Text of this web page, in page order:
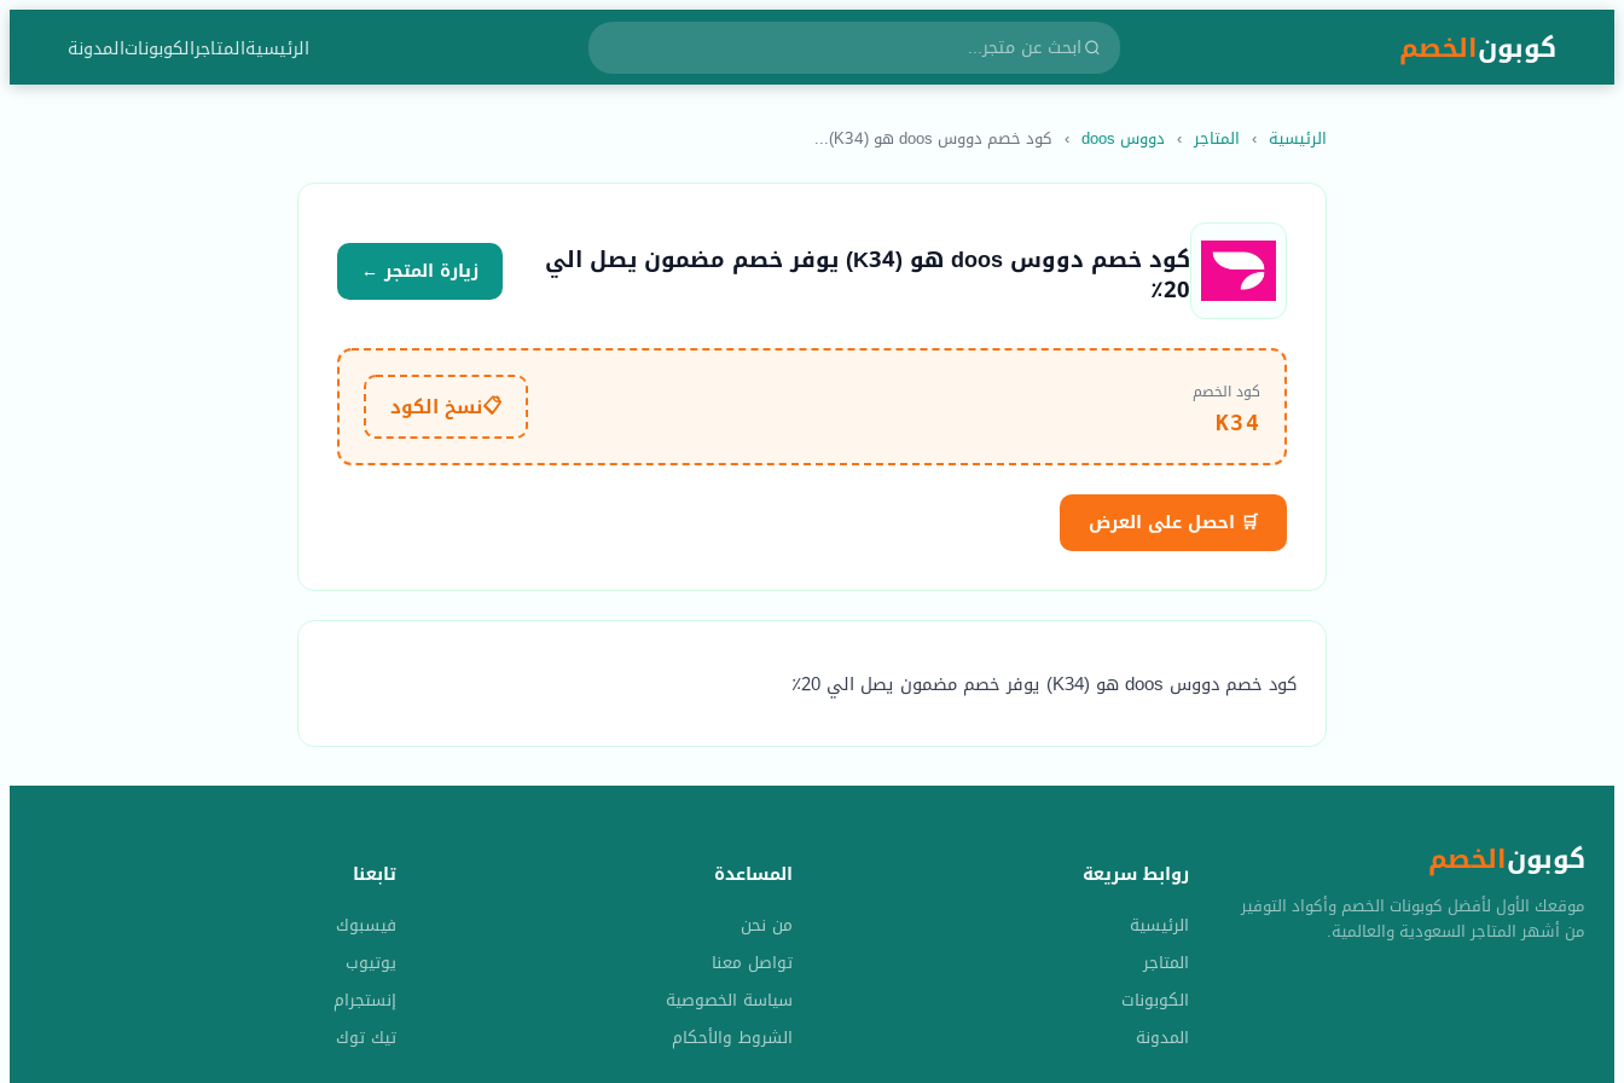
كوبونالخصم الرئيسيةالمتاجرالكوبوناتالمدونة
الرئيسية › المتاجر › دووس doos › كود خصم دووس doos هو (K34)...
كود خصم دووس doos هو (K34) يوفر خصم مضمون يصل الي
20٪ زيارة المتجر ←
كود الخصم
K34
📋نسخ الكود
🛒 احصل على العرض
كود خصم دووس doos هو (K34) يوفر خصم مضمون يصل الي 20٪
كوبونالخصم
موقعك الأول لأفضل كوبونات الخصم وأكواد التوفير
من أشهر المتاجر السعودية والعالمية.
روابط سريعة
الرئيسية
المتاجر
الكوبونات
المدونة
المساعدة
من نحن
تواصل معنا
سياسة الخصوصية
الشروط والأحكام
تابعنا
فيسبوك
يوتيوب
إنستجرام
تيك توك